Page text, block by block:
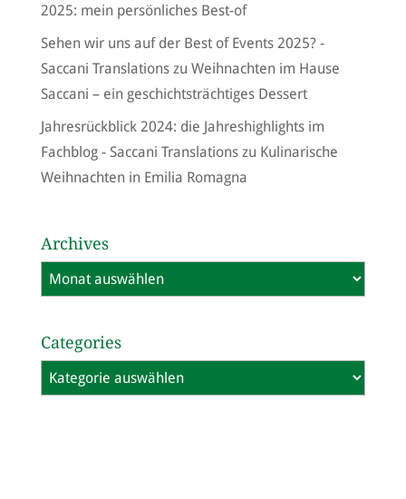
2025: mein persönliches Best-of
Sehen wir uns auf der Best of Events 2025? -
Saccani Translationszu Weihnachten im Hause
Saccani – ein geschichtsträchtiges Dessert
Jahresrückblick 2024: die Jahreshighlights im
Fachblog - Saccani Translationszu Kulinarische
Weihnachten in Emilia Romagna
Archives
Archives
Categories
Categories